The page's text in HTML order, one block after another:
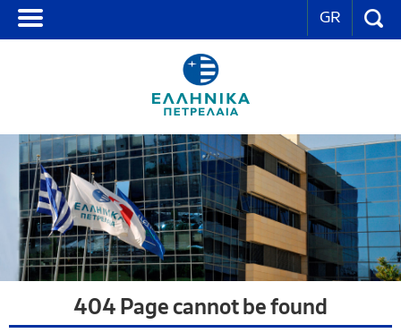
GR
404 Page cannot be found